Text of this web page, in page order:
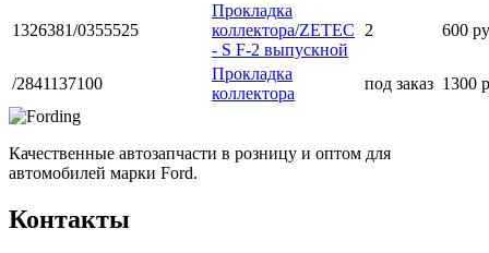
1326381/0355525
Прокладка
коллектора/ZETEC
- S F-2 выпускной
2 600
/2841137100
Прокладка
коллектора
под заказ 1300
Качественные автозапчасти в розницу и оптом для
автомобилей марки Ford.
Контакты